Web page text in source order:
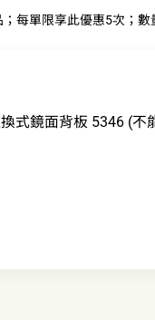
每單限享此優惠5次；數
式鏡面背板 5346 (不